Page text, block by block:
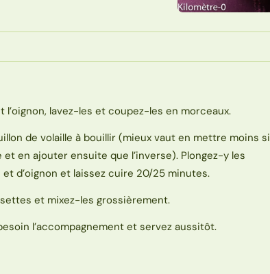
l’oignon, lavez-les et coupez-les en morceaux.
de volaille à bouillir (mieux vaut en mettre moins si
et en ajouter ensuite que l’inverse). Plongez-y les
d’oignon et laissez cuire 20/25 minutes.
et mixez-les grossièrement.
l’accompagnement et servez aussitôt.